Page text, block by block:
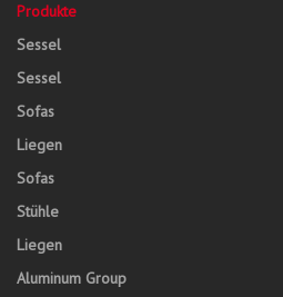
Produkte
Sessel
Sessel
Sofas
Liegen
Sofas
Stühle
Liegen
Aluminum Group